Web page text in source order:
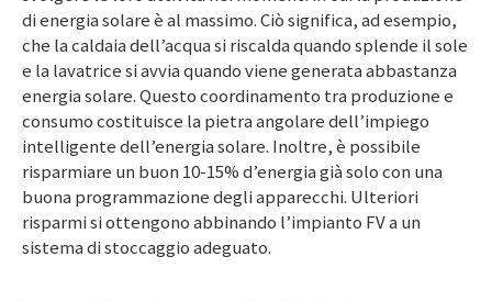
di energia solare è al massimo. Ciò significa, ad esempio,
che la caldaia dell’acqua si riscalda quando splende il sole
e la lavatrice si avvia quando viene generata abbastanza
energia solare. Questo coordinamento tra produzione e
consumo costituisce la pietra angolare dell’impiego
intelligente dell’energia solare. Inoltre, è possibile
risparmiare un buon 10-15% d’energia già solo con una
buona programmazione degli apparecchi. Ulteriori
risparmi si ottengono abbinando l’impianto FV a un
sistema di stoccaggio adeguato.